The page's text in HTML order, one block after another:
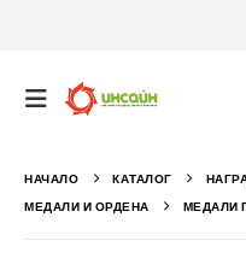
НАЧАЛО КАТАЛОГ
МЕДАЛИ И ОРДЕНА
МЕДАЛИ